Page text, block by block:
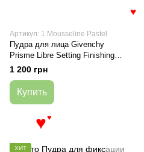
Артикул: 1 Mousseline Pastel
Пудра для лица Givenchy
Prisme Libre Setting Finishing
Loose Powder 1 Mousseline
1 200 грн
Купить
ХИТ
♥
♥
♥